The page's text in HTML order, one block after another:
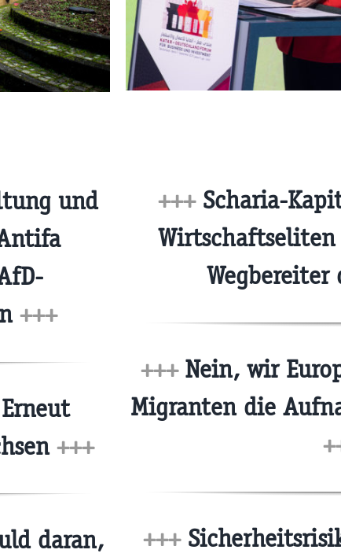
und
+++
+++
daran,
+++Scharia-
Wegbereiter
+++Nein, wir
Migranten die
+++